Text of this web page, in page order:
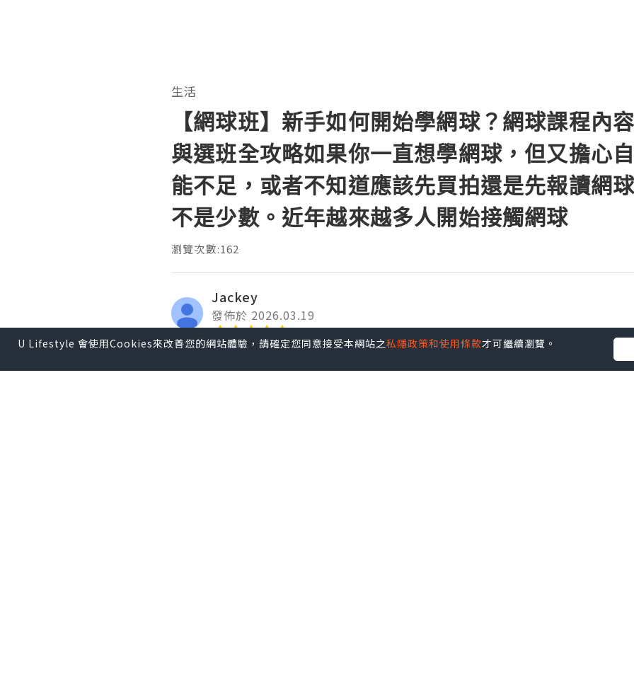
生活
【網球班】新手如何開始學網球？網球課程內
與選班全攻略如果你一直想學網球，但又擔心
能不足，或者不知道應該先買拍還是先報讀網
不是少數。近年越來越多人開始接觸網球
瀏覽次數:162
Jackey
發佈於 2026.03.19
如果你一直想學網球，但又擔心自己零基礎、體能不足，或者不知道應該
U Lifestyle 會使用Cookies來改善您的網站體驗，請確定您同意接受本網站之私隱政策和使用條款才可繼續瀏覽。